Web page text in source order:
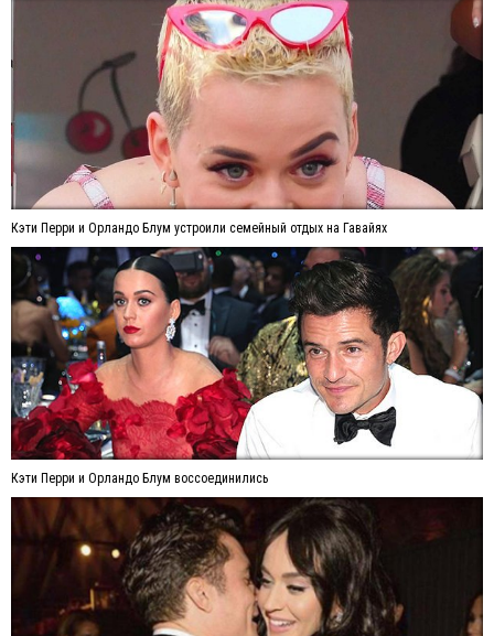
Кэти Перри и Орландо Блум устроили семейный отдых на Гавайях
Кэти Перри и Орландо Блум воссоединились